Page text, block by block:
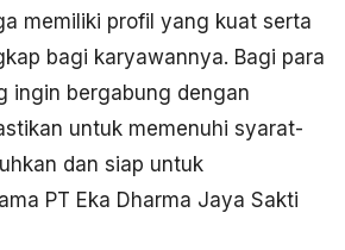
memiliki profil yang kuat serta
bagi karyawannya. Bagi para
ingin bergabung dengan
untuk memenuhi syarat-
dan siap untuk
PT Eka Dharma Jaya Sakti